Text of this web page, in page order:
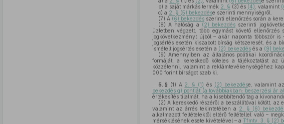
b) a saját márkás termék 2. § (3) és (4) , valamint
c) a 2. § (5) bekezdése szerinti mennyiségről.
(7) A (6) bekezdésszerinti ellenőrzés során a
(8) A hatóság a (2) bekezdés szerinti
üzletben végzett, több egymást követő ellenőrzés
jogkövetkezményt újból – akár naponta többször
jogsértés esetén kiszabott bírság kétszeresét, és a
ismételt jogsértés esetén a (2) bekezdésés a (9)
(9) Amennyiben az általános politikai
formáját, a kereskedő köteles a tájékoztatást az
közzétenni, valamint a reklámtevékenységéhez
000 forint bírságot szab ki.
5. § (1) A 2. § (1) és (2) bekezdése, valamint
bekezdés q) pontját (a továbbiakban: beszerzési ár
értékesítés tilalmát, ha a kisebbítendő tag a
(2) A kereskedő részéről a beszállítóval kötött, az
valamint az árrés tekintetében a 2. § (6)
alkalmazott feltételektől eltérő feltétellel való –
mérséklésének esete kivételével – a Tfmtv. 3. § (2)